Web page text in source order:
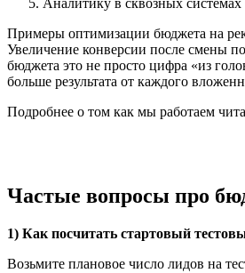
Примеры оптимизации бюджета на
Увеличение конверсии после смены
бюджета это не просто цифра «из
больше результата от каждого
Подробнее о том как мы работаем
Частые вопросы про
1) Как посчитать стартовый
Возьмите плановое число лидов на